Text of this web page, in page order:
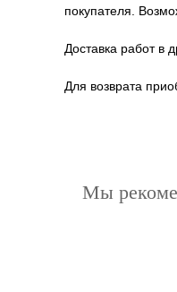
покупателя.
Доставка работ в
Для возврата
Мы